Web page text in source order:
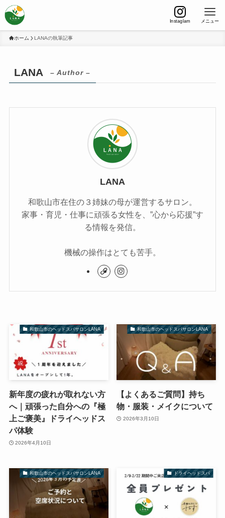
Instaglam メニュー
ホーム LANAの執筆記事
LANA – Author –
LANA
和歌山市在住の３姉妹の母が運営するサロン。
家事・育児・仕事に頑張る女性を、”心から応援”す
る情報を発信。
機械の操作はとても苦手。
和歌山市のヘッドスパサロンLANA
新年度の疲れが取れない方
へ｜頑張った自分への『極
上ご褒美』ドライヘッドス
パ体験
2026年4月10日
和歌山市のヘッドスパサロンLANA
【よくあるご質問】持ち
物・服装・メイクについて
2026年3月10日
和歌山市のヘッドスパサロンLANA ドライヘッドスパ